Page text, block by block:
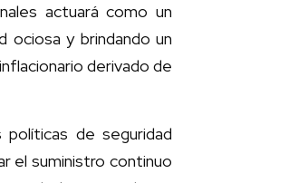
actuará como un
ociosa y brindando un
derivado de
de seguridad
el suministro continuo